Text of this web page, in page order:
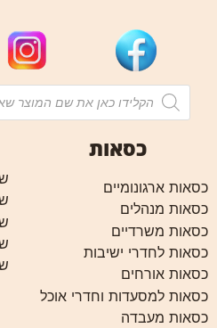
כסאות
כסאות ארגונומיים
כסאות מנהלים
כסאות משרדיים
כסאות לחדרי ישיבות
כסאות אורחים
כסאות למסעדות וחדרי אוכל
כסאות מעבדה